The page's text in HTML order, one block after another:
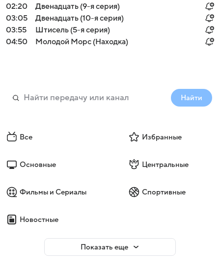
02:20
Двенадцать (9-я серия)
03:05
Двенадцать (10-я серия)
03:55
Штисель (5-я серия)
04:50
Молодой Морс (Находка)
Найти
Все Избранные
Основные Центральные
Фильмы и Сериалы Спортивные
Новостные
Показать еще